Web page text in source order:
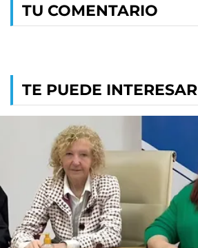
TU COMENTARIO
TE PUEDE INTERESAR